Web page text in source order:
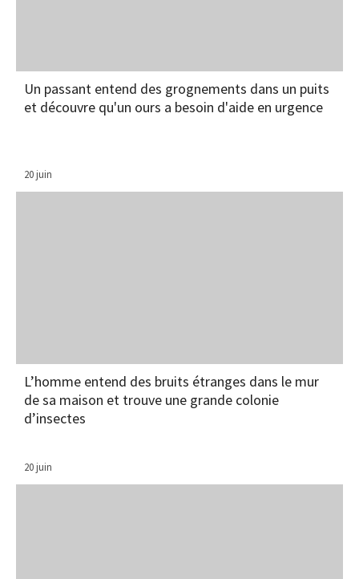
Un passant entend des grognements dans un puits
et découvre qu'un ours a besoin d'aide en urgence
20 juin
L’homme entend des bruits étranges dans le mur
de sa maison et trouve une grande colonie
d’insectes
20 juin